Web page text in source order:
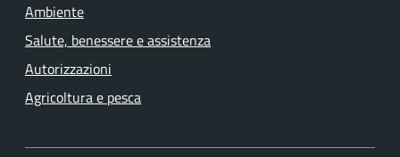
Ambiente
Salute, benessere e assistenza
Autorizzazioni
Agricoltura e pesca